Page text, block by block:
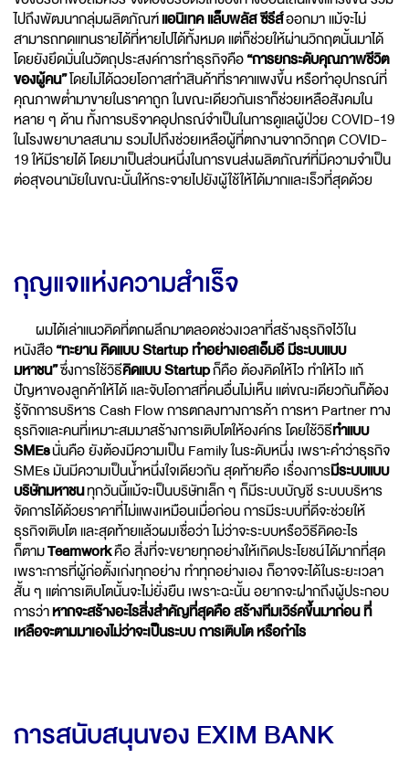
ไปถึงพัฒนากลุ่มผลิตภัณฑ์แอนิเทค แล็บพลัส ซีรีส์ออกมา แม้จะไม่
สามารถทดแทนรายได้ที่หายไปได้ทั้งหมด แต่ก็ช่วยให้ผ่านวิกฤตนั้นมาได้
โดยยังยึดมั่นในวัตถุประสงค์การทำธุรกิจคือ“การยกระดับคุณภาพชีวิต
ของผู้คน”โดยไม่ได้ฉวยโอกาสทำสินค้าที่ราคาแพงขึ้น หรือทำอุปกรณ์ที่
คุณภาพต่ำมาขายในราคาถูก ในขณะเดียวกันเราก็ช่วยเหลือสังคมใน
หลาย ๆ ด้าน ทั้งการบริจาคอุปกรณ์จำเป็นในการดูแลผู้ป่วย COVID-19
ในโรงพยาบาลสนาม รวมไปถึงช่วยเหลือผู้ที่ตกงานจากวิกฤต COVID-
19 ให้มีรายได้ โดยมาเป็นส่วนหนึ่งในการขนส่งผลิตภัณฑ์ที่มีความจำเป็น
ต่อสุขอนามัยในขณะนั้นให้กระจายไปยังผู้ใช้ให้ได้มากและเร็วที่สุดด้วย
กุญแจแห่งความสำเร็จ
ผมได้เล่าแนวคิดที่ตกผลึกมาตลอดช่วงเวลาที่สร้างธุรกิจไว้ใน
หนังสือ“ทะยาน คิดแบบ Startup ทำอย่างเอสเอ็มอี มีระบบแบบ
มหาชน”ซึ่งการใช้วิธีคิดแบบ Startupก็คือ ต้องคิดให้ไว ทำให้ไว แก้
ปัญหาของลูกค้าให้ได้ และจับโอกาสที่คนอื่นไม่เห็น แต่ขณะเดียวกันก็ต้อง
รู้จักการบริหาร Cash Flow การตกลงทางการค้า การหา Partner ทาง
ธุรกิจและคนที่เหมาะสมมาสร้างการเติบโตให้องค์กร โดยใช้วิธีทำแบบ
SMEsนั่นคือ ยังต้องมีความเป็น Family ในระดับหนึ่ง เพราะคำว่าธุรกิจ
SMEs มันมีความเป็นน้ำหนึ่งใจเดียวกัน สุดท้ายคือ เรื่องการมีระบบแบบ
บริษัทมหาชนทุกวันนี้แม้จะเป็นบริษัทเล็ก ๆ ก็มีระบบบัญชี ระบบบริหาร
จัดการได้ด้วยราคาที่ไม่แพงเหมือนเมื่อก่อน การมีระบบที่ดีจะช่วยให้
ธุรกิจเติบโต และสุดท้ายแล้วผมเชื่อว่า ไม่ว่าจะระบบหรือวิธีคิดอะไร
ก็ตามTeamworkคือ สิ่งที่จะขยายทุกอย่างให้เกิดประโยชน์ได้มากที่สุด
เพราะการที่ผู้ก่อตั้งเก่งทุกอย่าง ทำทุกอย่างเอง ก็อาจจะได้ในระยะเวลา
สั้น ๆ แต่การเติบโตนั้นจะไม่ยั่งยืน เพราะฉะนั้น อยากจะฝากถึงผู้ประกอบ
การว่าหากจะสร้างอะไรสิ่งสำคัญที่สุดคือ สร้างทีมเวิร์คขึ้นมาก่อน ที่
เหลือจะตามมาเองไม่ว่าจะเป็นระบบ การเติบโต หรือกำไร
การสนับสนุนของ EXIM BANK